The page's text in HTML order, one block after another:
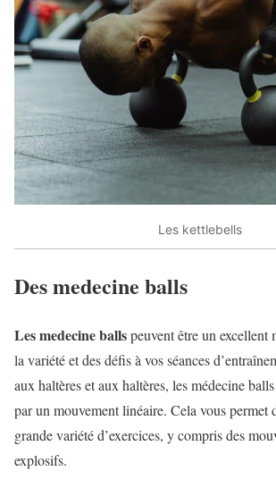
Les kettlebells
Des medecine balls
Les medecine ballspeuvent être un excellent
la variété et des défis à vos séances
aux haltères et aux haltères, les médecine
par un mouvement linéaire. Cela vous permet
grande variété d’exercices, y compris des
explosifs.